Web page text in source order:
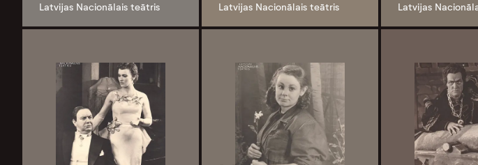
Latvijas Nacionālais teātris Latvijas Nacionālais teātris Latvijas